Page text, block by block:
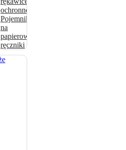
ochronne
Pojemniki
na
papierowe
ręczniki